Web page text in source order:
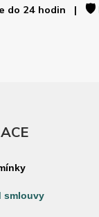
do 24 hodin | 🛡️
smlouvy